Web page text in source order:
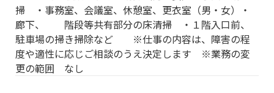
掃 ・事務室、会議室、休憩室、更衣室（男・女）・
廊下、 階段等共有部分の床清掃 ・１階入口前、
駐車場の掃き掃除など ※仕事の内容は、障害の程
度や適性に応じご相談のうえ決定します ※業務の変
更の範囲 なし